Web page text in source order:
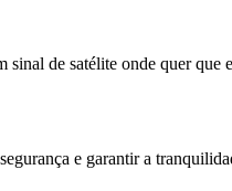
de satélite onde quer que
e garantir a